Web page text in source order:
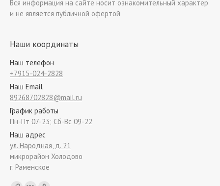
Вся информация на сайте носит ознакомительный характер
и не является публичной офертой
Наши координаты
Наш телефон
+7915-024-2828
Наш Email
89268702828@mail.ru
График работы
Пн-Пт 07-23; Сб-Вс 09-22
Наш адрес
ул. Народная, д. 21
микрорайон Холодово
г. Раменское